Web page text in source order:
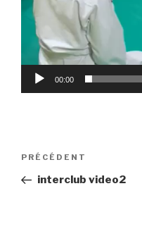
00:00
Navigation
l’article
Article
précédent
PRÉCÉDENT
interclub video2